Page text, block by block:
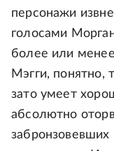
персонажи
голосами
более или
Мэгги, понятно,
зато умеет
абсолютно